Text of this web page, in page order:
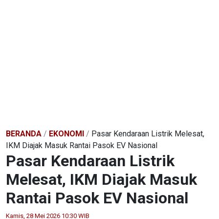
BERANDA / EKONOMI / Pasar Kendaraan Listrik Melesat,
IKM Diajak Masuk Rantai Pasok EV Nasional
Pasar Kendaraan Listrik
Melesat, IKM Diajak Masuk
Rantai Pasok EV Nasional
Kamis, 28 Mei 2026 10:30 WIB